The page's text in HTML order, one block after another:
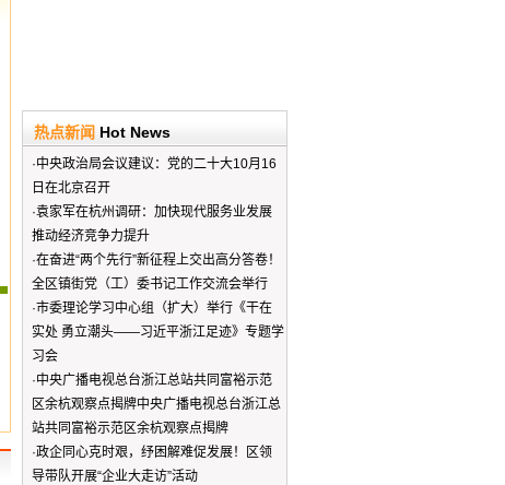
热点新闻 Hot News
·中央政治局会议建议：党的二十大10月16
日在北京召开
·袁家军在杭州调研：加快现代服务业发展
推动经济竞争力提升
·在奋进“两个先行”新征程上交出高分答卷！
全区镇街党（工）委书记工作交流会举行
·市委理论学习中心组（扩大）举行《干在
实处 勇立潮头——习近平浙江足迹》专题学
习会
·中央广播电视总台浙江总站共同富裕示范
区余杭观察点揭牌中央广播电视总台浙江总
站共同富裕示范区余杭观察点揭牌
·政企同心克时艰，纾困解难促发展！区领
导带队开展“企业大走访”活动